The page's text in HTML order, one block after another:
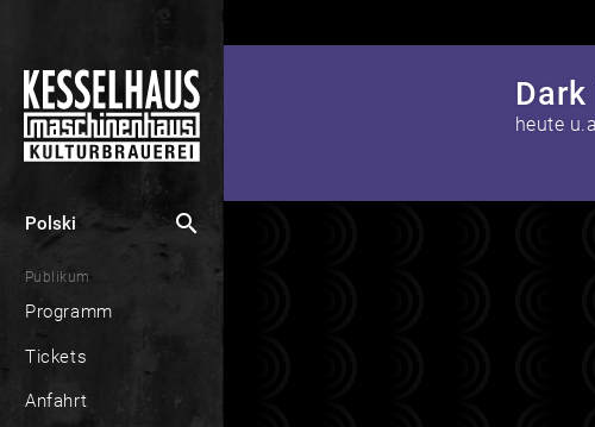
Polski search
Publikum
Programm
Tickets
Anfahrt